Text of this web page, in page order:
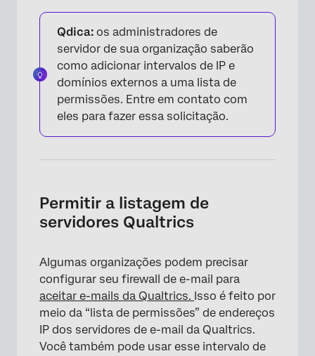
Qdica: os administradores de
servidor de sua organização saberão
como adicionar intervalos de IP e
domínios externos a uma lista de
permissões. Entre em contato com
eles para fazer essa solicitação.
Permitir a listagem de
servidores Qualtrics
Algumas organizações podem precisar
configurar seu firewall de e-mail para
aceitar e-mails da Qualtrics. Isso é feito por
meio da “lista de permissões” de endereços
IP dos servidores de e-mail da Qualtrics.
Você também pode usar esse intervalo de